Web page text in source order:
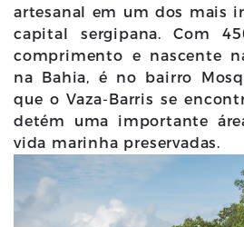
artesanal em um dos mais
capital sergipana. Com
comprimento e nascente
na Bahia, é no bairro
que o Vaza-Barris se
detém uma importante
vida marinha preservadas.